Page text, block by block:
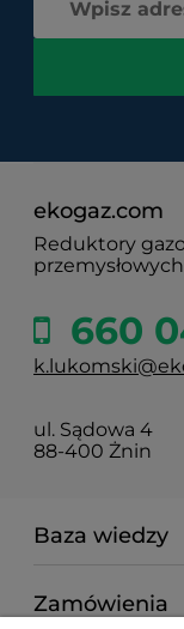
ekogaz.com
Reduktory
660
ul. Sądowa 4
88-400 Żnin
Baza wiedzy
Zamówienia